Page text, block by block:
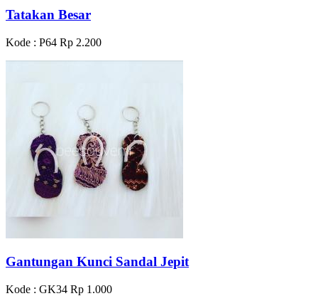
Tatakan Besar
Kode : P64 Rp 2.200
Gantungan Kunci Sandal Jepit
Kode : GK34 Rp 1.000